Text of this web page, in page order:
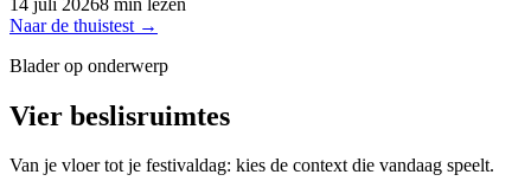
Naar de thuistest →
Blader op onderwerp
Vier beslisruimtes
Van je vloer tot je festivaldag: kies de context die vandaag speelt.